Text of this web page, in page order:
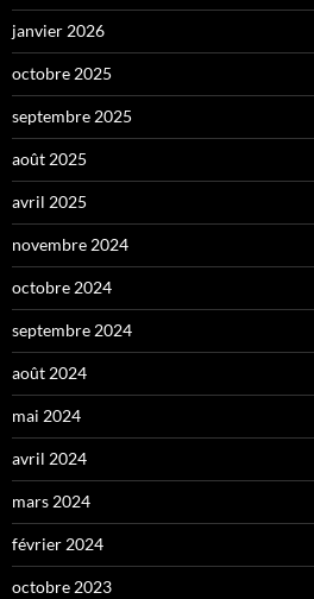
janvier 2026
octobre 2025
septembre 2025
août 2025
avril 2025
novembre 2024
octobre 2024
septembre 2024
août 2024
mai 2024
avril 2024
mars 2024
février 2024
octobre 2023